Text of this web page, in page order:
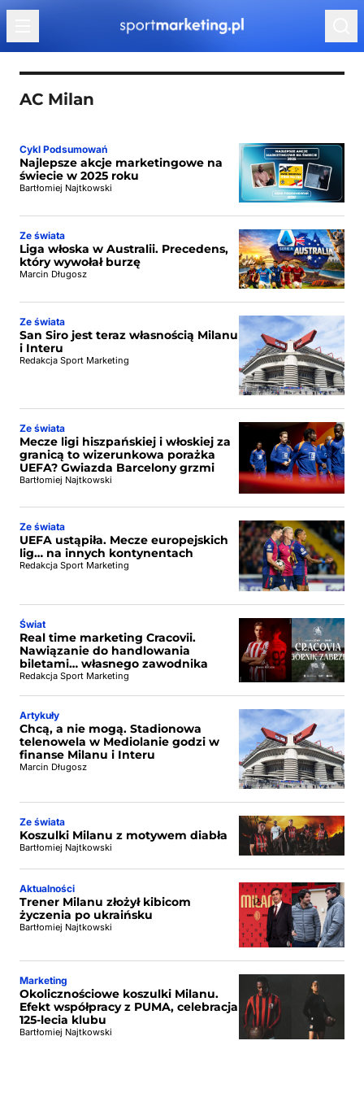
Przejdź do treści
AC Milan
Cykl Podsumowań
Najlepsze akcje marketingowe na
świecie w 2025 roku
Bartłomiej Najtkowski
Ze świata
Liga włoska w Australii. Precedens,
który wywołał burzę
Marcin Długosz
Ze świata
San Siro jest teraz własnością Milanu
i Interu
Redakcja Sport Marketing
Ze świata
Mecze ligi hiszpańskiej i włoskiej za
granicą to wizerunkowa porażka
UEFA? Gwiazda Barcelony grzmi
Bartłomiej Najtkowski
Ze świata
UEFA ustąpiła. Mecze europejskich
lig… na innych kontynentach
Redakcja Sport Marketing
Świat
Real time marketing Cracovii.
Nawiązanie do handlowania
biletami… własnego zawodnika
Redakcja Sport Marketing
Artykuły
Chcą, a nie mogą. Stadionowa
telenowela w Mediolanie godzi w
finanse Milanu i Interu
Marcin Długosz
Ze świata
Koszulki Milanu z motywem diabła
Bartłomiej Najtkowski
Aktualności
Trener Milanu złożył kibicom
życzenia po ukraińsku
Bartłomiej Najtkowski
Marketing
Okolicznościowe koszulki Milanu.
Efekt współpracy z PUMA, celebracja
125-lecia klubu
Bartłomiej Najtkowski